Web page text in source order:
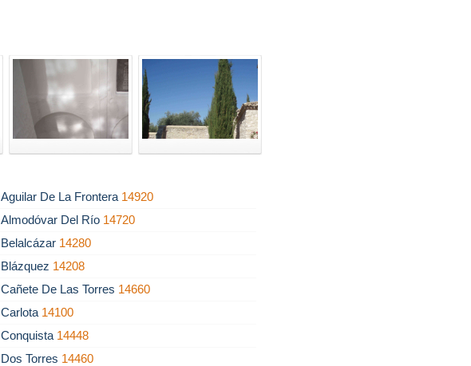
Aguilar De La Frontera 14920
Almodóvar Del Río 14720
Belalcázar 14280
Blázquez 14208
Cañete De Las Torres 14660
Carlota 14100
Conquista 14448
Dos Torres 14460